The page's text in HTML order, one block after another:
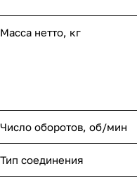
Масса нетто, кг
Число оборотов, об/мин
Тип соединения